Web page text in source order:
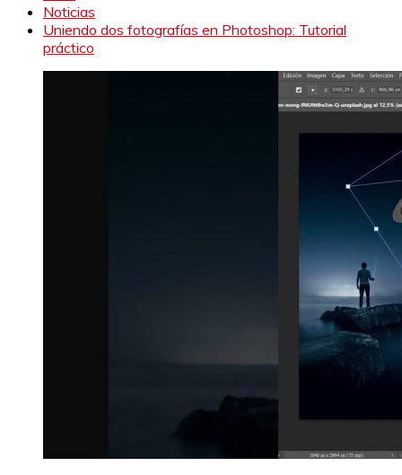
Noticias
Uniendo dos fotografías en Photoshop: Tutorial
práctico